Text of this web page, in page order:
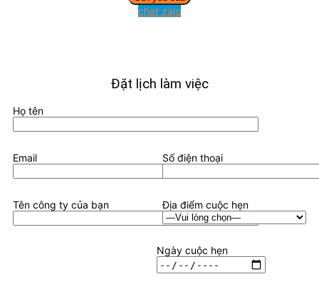
chat zalo
Đặt lịch làm việc
Họ tên
Email Số điện thoại
Tên công ty của bạn Địa điểm cuộc hẹn
Ngày cuộc hẹn